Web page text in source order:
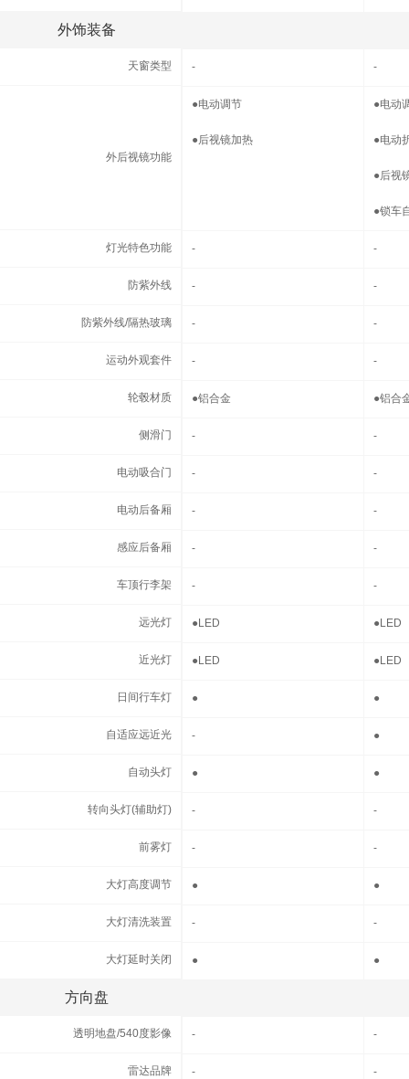
外饰装备
天窗类型 - -
●电动调节
●后视镜加热
●电动
●电动
●后视
●锁车
灯光特色功能 - -
防紫外线 - -
防紫外线/隔热玻璃 - -
运动外观套件 - -
轮毂材质 ●铝合金 ●铝合
侧滑门 - -
电动吸合门 - -
电动后备厢 - -
感应后备厢 - -
车顶行李架 - -
远光灯 ●LED ●LED
近光灯 ●LED ●LED
日间行车灯 ● ●
自适应远近光 - ●
自动头灯 ● ●
转向头灯(辅助灯) - -
前雾灯 - -
大灯高度调节 ● ●
大灯清洗装置 - -
大灯延时关闭 ● ●
方向盘
透明地盘/540度影像 - -
雷达品牌 - -
外饰装备
天窗类型
外后视镜功能
灯光特色功能
防紫外线
防紫外线/隔热玻璃
运动外观套件
轮毂材质
侧滑门
电动吸合门
电动后备厢
感应后备厢
车顶行李架
远光灯
近光灯
日间行车灯
自适应远近光
自动头灯
转向头灯(辅助灯)
前雾灯
大灯高度调节
大灯清洗装置
大灯延时关闭
方向盘
透明地盘/540度影像
雷达品牌